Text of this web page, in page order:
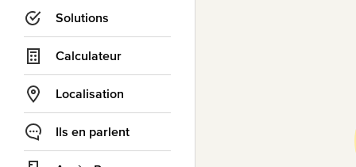
Solutions
Calculateur
Localisation
Ils en parlent